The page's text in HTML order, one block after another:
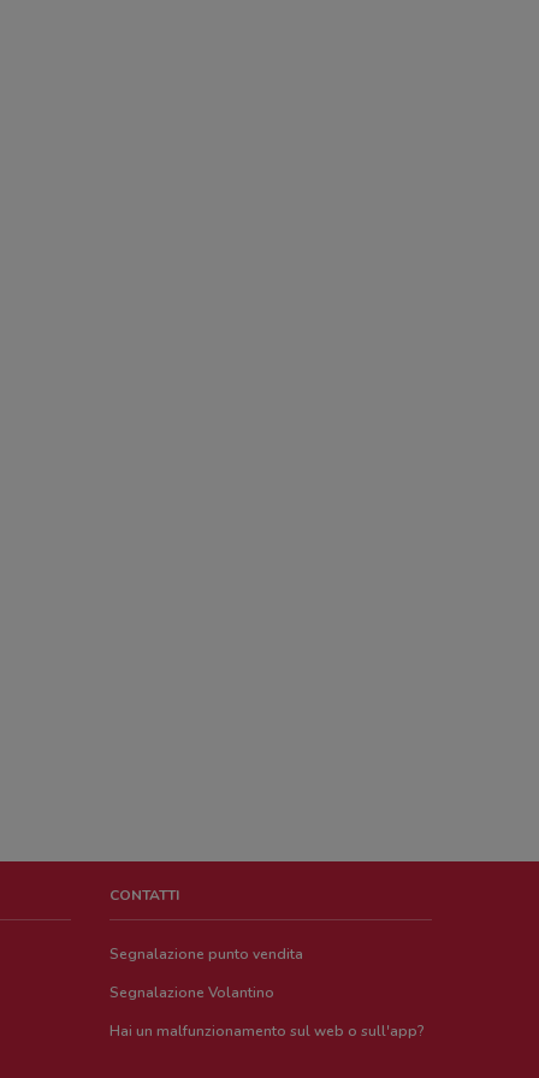
CONTATTI
Segnalazione punto vendita
Segnalazione Volantino
Hai un malfunzionamento sul web o sull'app?